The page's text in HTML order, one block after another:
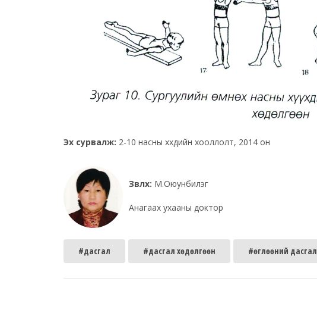
Эх сурвалж: 2-10 насны хүүхдийн хооллолт, 2014 он
Зөвлөх: М.Оюунбилэг
Анагаах ухааны доктор
#дасгал #дасгал хөдөлгөөн #өглөөний дасгал